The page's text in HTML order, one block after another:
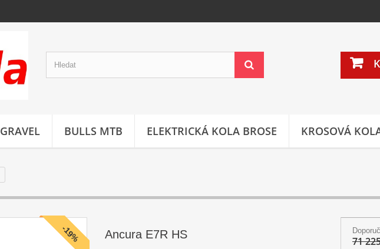
GRAVEL BULLS MTB ELEKTRICKÁ KOLA BROSE KROSOVÁ
-19% Ancura E7R HS
71